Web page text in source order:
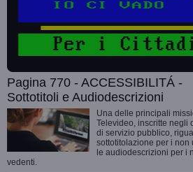
Pagina 770 - ACCESSIBILITÁ -
Sottotitoli e Audiodescrizioni
Una delle principali
Televideo, inscritte negli
di servizio pubblico,
sottotitolazione per i non
le audiodescrizioni per i
vedenti.